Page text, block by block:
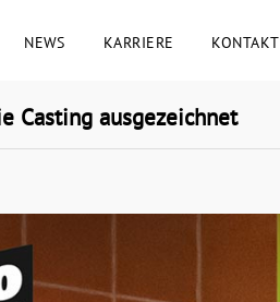
NEWS KARRIERE KONTAKT
Casting ausgezeichnet